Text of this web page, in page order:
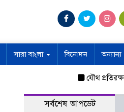
সারা বাংলা বিনোদন অন্যান্য
যৌথ প্রতিরক্ষা
সর্বশেষ আপডেট